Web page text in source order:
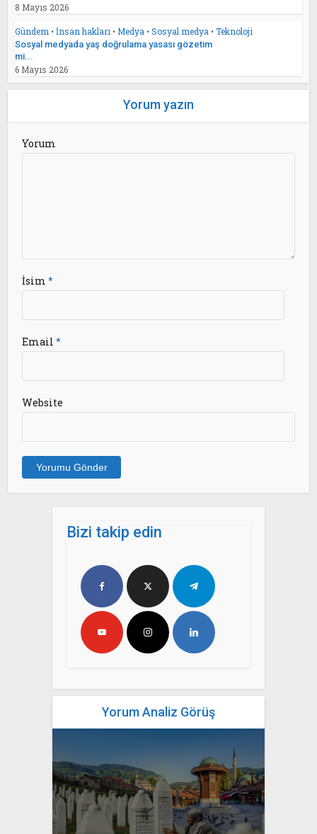
8 Mayıs 2026
Gündem • İnsan hakları • Medya • Sosyal medya • Teknoloji
Sosyal medyada yaş doğrulama yasası gözetim
mi...
6 Mayıs 2026
Yorum yazın
Yorum
İsim*
Email*
Website
Bizi takip edin
Yorum Analiz Görüş